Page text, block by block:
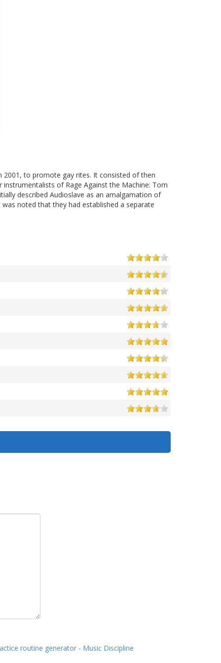
2001, to promote gay rites. It consisted of then
of Rage Against the Machine: Tom
described Audioslave as an amalgamation of
noted that they had established a separate
routine generator - Music Discipline